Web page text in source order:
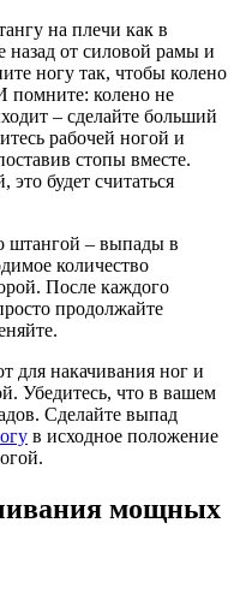
на плечи как в
от силовой рамы и
ногу так, чтобы колено
помните: колено не
– сделайте больший
рабочей ногой и
стопы вместе.
будет считаться
штангой – выпады в
количество
После каждого
продолжайте
для накачивания ног и
Убедитесь, что в вашем
Сделайте выпад
в исходное положение
мощных